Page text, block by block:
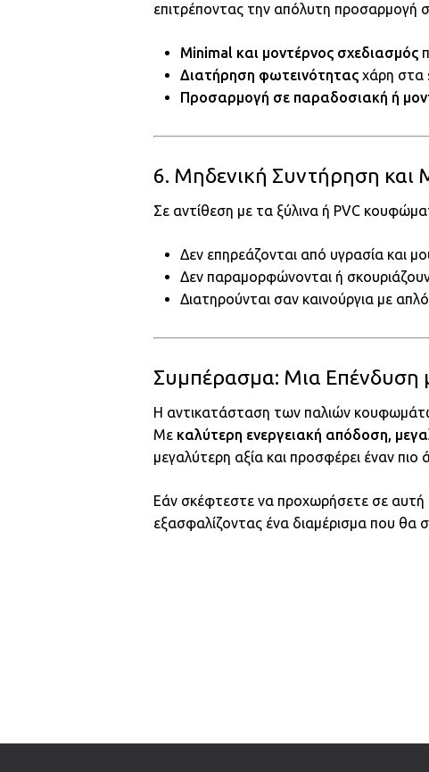
επιτρέποντας την απόλυτη προσαρμογή
Minimal και μοντέρνος σχεδιασμός
Διατήρηση φωτεινότητας χάρη στα
Προσαρμογή σε παραδοσιακή ή
6. Μηδενική Συντήρηση και
Σε αντίθεση με τα ξύλινα ή PVC
Δεν επηρεάζονται από υγρασία και
Δεν παραμορφώνονται ή
Διατηρούνται σαν καινούργια με
Συμπέρασμα: Μια Επένδυση
Η αντικατάσταση των παλιών
Με καλύτερη ενεργειακή απόδοση,
μεγαλύτερη αξία και προσφέρει έναν πιο
Εάν σκέφτεστε να προχωρήσετε σε αυτή
εξασφαλίζοντας ένα διαμέρισμα που θα